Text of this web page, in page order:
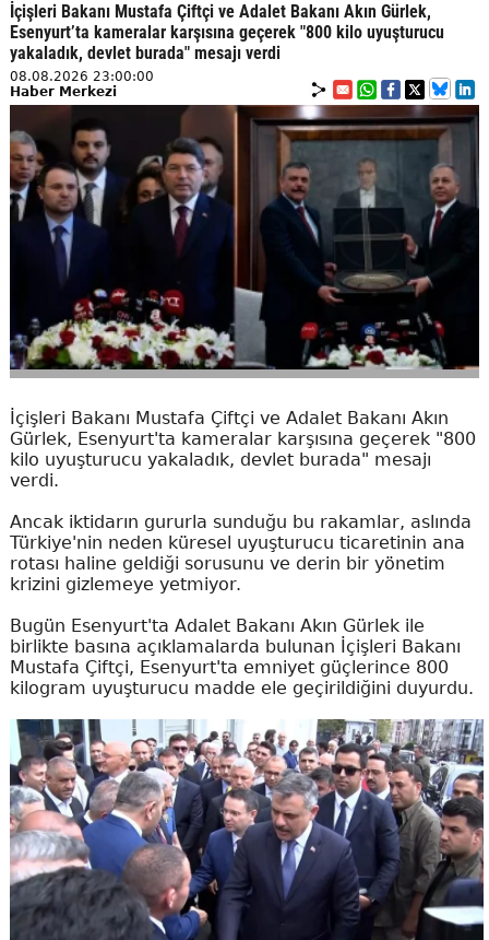
İçişleri Bakanı Mustafa Çiftçi ve Adalet Bakanı Akın Gürlek,
Esenyurt’ta kameralar karşısına geçerek "800 kilo uyuşturucu
yakaladık, devlet burada" mesajı verdi
08.08.2026 23:00:00
Haber Merkezi
İçişleri Bakanı Mustafa Çiftçi ve Adalet Bakanı Akın
Gürlek, Esenyurt'ta kameralar karşısına geçerek "800
kilo uyuşturucu yakaladık, devlet burada" mesajı
verdi.
Ancak iktidarın gururla sunduğu bu rakamlar, aslında
Türkiye'nin neden küresel uyuşturucu ticaretinin ana
rotası haline geldiği sorusunu ve derin bir yönetim
krizini gizlemeye yetmiyor.
Bugün Esenyurt'ta Adalet Bakanı Akın Gürlek ile
birlikte basına açıklamalarda bulunan İçişleri Bakanı
Mustafa Çiftçi, Esenyurt'ta emniyet güçlerince 800
kilogram uyuşturucu madde ele geçirildiğini duyurdu.